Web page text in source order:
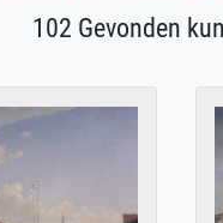
102 Gevonden